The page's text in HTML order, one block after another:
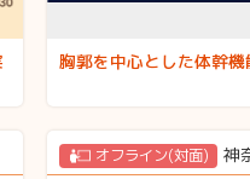
胸郭を中心とした体幹
オフライン(対面)
神